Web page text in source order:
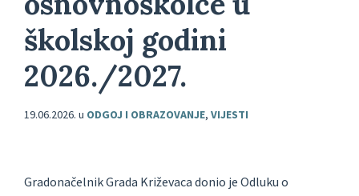
školskoj godini
2026./2027.
19.06.2026. u ODGOJ I OBRAZOVANJE, VIJESTI
Gradonačelnik Grada Križevaca donio je Odluku o